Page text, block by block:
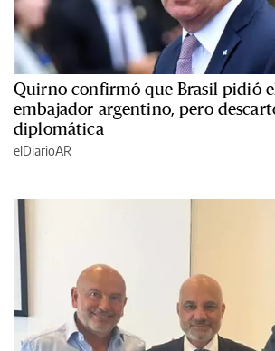
Quirno confirmó que Brasil pidió
embajador argentino, pero
diplomática
elDiarioAR